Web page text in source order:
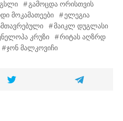
გამოცდა ორისთვის
მოკამათეები
ელეგია
მაიკლ დუგლასი
კრუზი
რიტას აღზრდ
ჯონ მალკოვიჩი